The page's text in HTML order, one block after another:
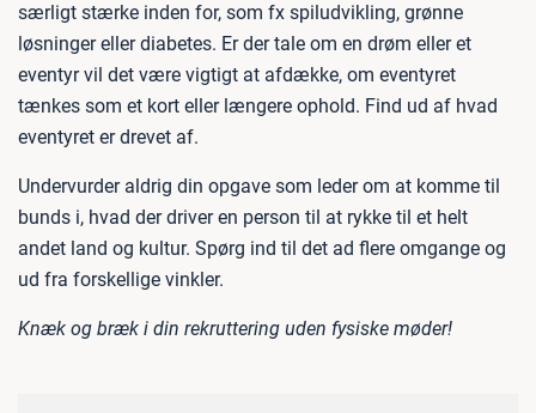
særligt stærke inden for, som fx spiludvikling, grønne
løsninger eller diabetes. Er der tale om en drøm eller et
eventyr vil det være vigtigt at afdække, om eventyret
tænkes som et kort eller længere ophold. Find ud af hvad
eventyret er drevet af.
Undervurder aldrig din opgave som leder om at komme til
bunds i, hvad der driver en person til at rykke til et helt
andet land og kultur. Spørg ind til det ad flere omgange og
ud fra forskellige vinkler.
Knæk og bræk i din rekruttering uden fysiske møder!